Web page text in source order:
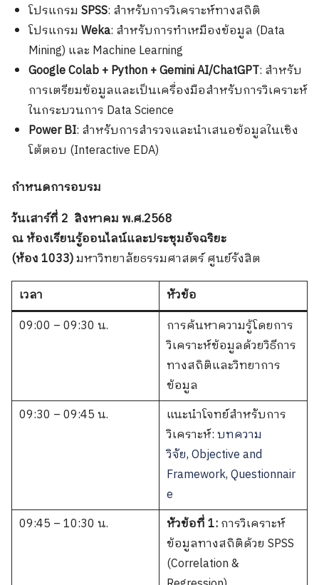
โปรแกรม SPSS: สำหรับการวิเคราะห์ทางสถิติ
โปรแกรม Weka: สำหรับการทำเหมืองข้อมูล (Data
Mining) และ Machine Learning
Google Colab + Python + Gemini AI/ChatGPT: สำหรับ
การเตรียมข้อมูลและเป็นเครื่องมือสำหรับการวิเคราะห์
ในกระบวนการ Data Science
Power BI: สำหรับการสำรวจและนำเสนอข้อมูลในเชิง
โต้ตอบ (Interactive EDA)
กำหนดการอบรม
วันเสาร์ที่ 2 สิงหาคม พ.ศ.2568
ณ ห้องเรียนรู้ออนไลน์และประชุมอัจฉริยะ
(ห้อง 1033)มหาวิทยาลัยธรรมศาสตร์ ศูนย์รังสิต
เวลา
หัวข้อ
09:00 – 09:30 น.
การค้นหาความรู้โดยการ
วิเคราะห์ข้อมูลด้วยวิธีการ
ทางสถิติและวิทยาการ
ข้อมูล
09:30 – 09:45 น.
แนะนำโจทย์สำหรับการ
วิเคราะห์:บทความ
วิจัย,Objective and
Framework,Questionnair
e
09:45 – 10:30 น.
หัวข้อที่ 1:การวิเคราะห์
ข้อมูลทางสถิติด้วย SPSS
(Correlation &